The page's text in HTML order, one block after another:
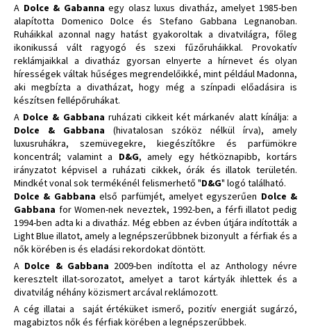
A Dolce & Gabanna egy olasz luxus divatház, amelyet 1985-ben
alapította Domenico Dolce és Stefano Gabbana Legnanoban.
Ruháikkal azonnal nagy hatást gyakoroltak a divatvilágra, főleg
ikonikussá vált ragyogó és szexi fűzőruháikkal. Provokatív
reklámjaikkal a divatház gyorsan elnyerte a hírnevet és olyan
hírességek váltak hűséges megrendelőikké, mint például Madonna,
aki megbízta a divatházat, hogy még a színpadi előadásira is
készítsen fellépőruhákat.
A Dolce & Gabbana ruházati cikkeit két márkanév alatt kínálja: a
Dolce & Gabbana (hivatalosan szóköz nélkül írva), amely
luxusruhákra, szemüvegekre, kiegészítőkre és parfümökre
koncentrál; valamint a D&G, amely egy hétköznapibb, kortárs
irányzatot képvisel a ruházati cikkek, órák és illatok területén.
Mindkét vonal sok termékénél felismerhető "D&G" logó található.
Dolce & Gabbana első parfümjét, amelyet egyszerűen Dolce &
Gabbana for Women-nek neveztek, 1992-ben, a férfi illatot pedig
1994-ben adta ki a divatház. Még ebben az évben útjára indították a
Light Blue illatot, amely a legnépszerűbbnek bizonyult a férfiak és a
nők körében is és eladási rekordokat döntött.
A Dolce & Gabbana 2009-ben indította el az Anthology névre
keresztelt illat-sorozatot, amelyet a tarot kártyák ihlettek és a
divatvilág néhány közismert arcával reklámozott.
A cég illatai a saját értéküket ismerő, pozitív energiát sugárzó,
magabiztos nők és férfiak körében a legnépszerűbbek.